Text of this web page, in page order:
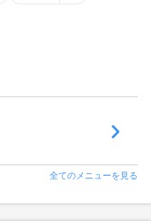
全てのメニューを見る